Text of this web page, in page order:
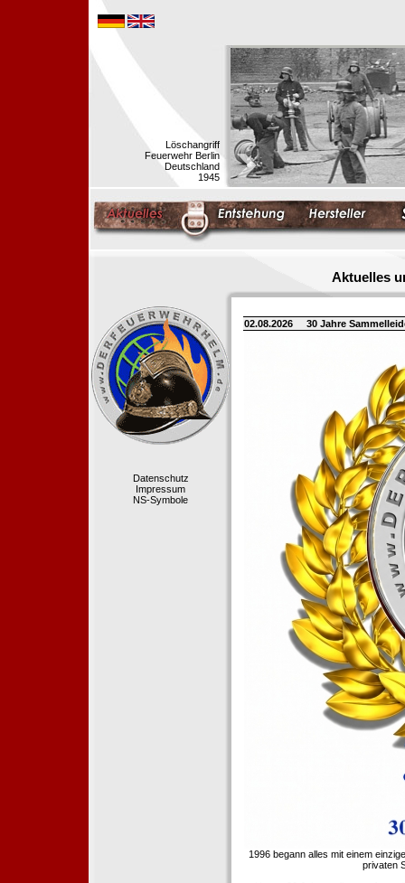
Löschangriff
Feuerwehr Berlin
Deutschland
1945
Aktuelles
Datenschutz
Impressum
NS-Symbole
02.08.2026 30 Jahre
1996 begann alles mit einem
privaten